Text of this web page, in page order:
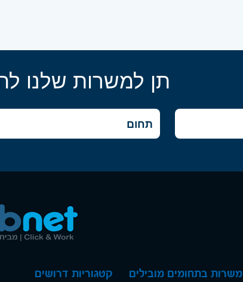
תן למשרות שלנו
משרות בתחומים מובילים קטגוריות דרושים